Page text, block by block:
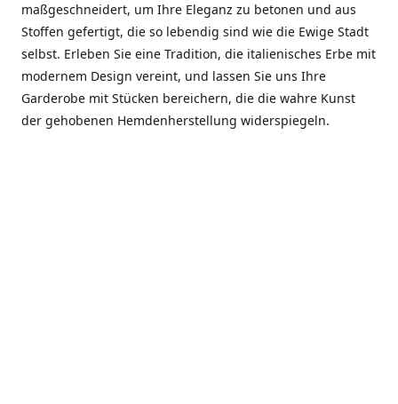
maßgeschneidert, um Ihre Eleganz zu betonen und aus
Stoffen gefertigt, die so lebendig sind wie die Ewige Stadt
selbst. Erleben Sie eine Tradition, die italienisches Erbe mit
modernem Design vereint, und lassen Sie uns Ihre
Garderobe mit Stücken bereichern, die die wahre Kunst
der gehobenen Hemdenherstellung widerspiegeln.